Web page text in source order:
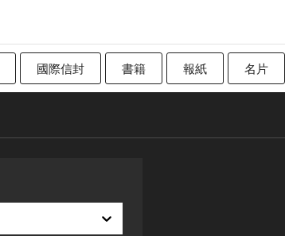
國際信封 書籍 報紙 名片